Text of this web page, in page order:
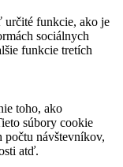
určité funkcie, ako je
sociálnych
funkcie tretích
toho, ako
súbory cookie
návštevníkov,
atď.